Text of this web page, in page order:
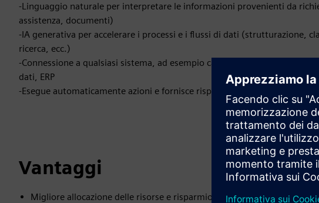
-Linguaggio naturale per interpretare le informazioni provenienti da
assistenza, documenti)
-IA generativa per accelerare i processi e i flussi di dati (strutturazione,
ricerca, ecc.)
-Connessione a qualsiasi sistema, ad esempio caselle di posta
dati, ERP
-Esegue automaticamente azioni e fornisce risposte alle richieste dei clienti
Vantaggi
Migliore allocazione delle risorse e risparmio di tempo: fino al 95%